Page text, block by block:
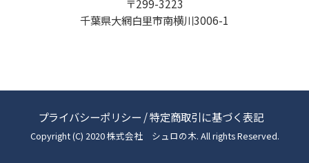
〒299-3223
千葉県大網白里市南横川3006-1
プライバシーポリシー /特定商取引に基づく表記
Copyright (C) 2020 株式会社 シュロの木. All rights Reserved.